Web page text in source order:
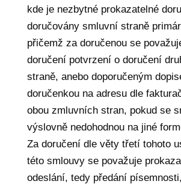
kde je nezbytné prokazatelné
doručovány smluvní straně
přičemž za doručenou se
doručení potvrzení o doručení
straně, anebo doporučeným
doručenkou na adresu dle
obou zmluvních stran, pokud se
výslovně nedohodnou na jiné
Za doručení dle věty třetí tohoto
této smlouvy se považuje
odeslání, tedy předání